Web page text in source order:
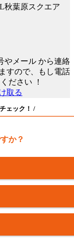
秋葉原スクエア
やメール から連絡
すので、もし電話
ださい ！
ェック！ /
か？